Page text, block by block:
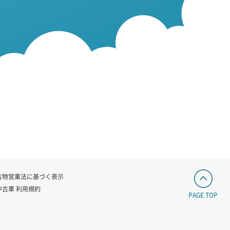
物営業法に基づく表示
古車 利用規約
PAGE TOP